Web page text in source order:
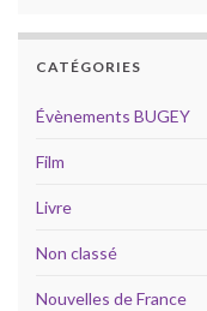
CATÉGORIES
Évènements BUGEY
Film
Livre
Non classé
Nouvelles de France